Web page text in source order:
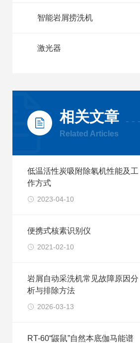
智能岩屑捞洗机
激光器
相关文章
Related Articles
低温活性炭吸附除氡机性能及工
作方式
2023-04-10
便携式核素识别仪
2021-02-10
岩屑自动采洗机常见故障原因分
析与排除方法
2026-03-13
RT-60“鼹鼠”自然本底伽马能谱